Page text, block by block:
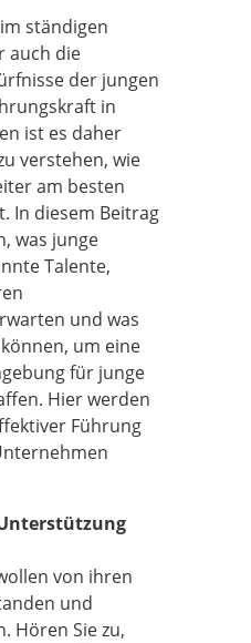
ständigen
auch die
der jungen
in
ist es daher
verstehen, wie
am besten
In diesem Beitrag
was junge
Talente,
und was
um eine
für junge
Hier werden
Führung
von ihren
und
Hören Sie zu,